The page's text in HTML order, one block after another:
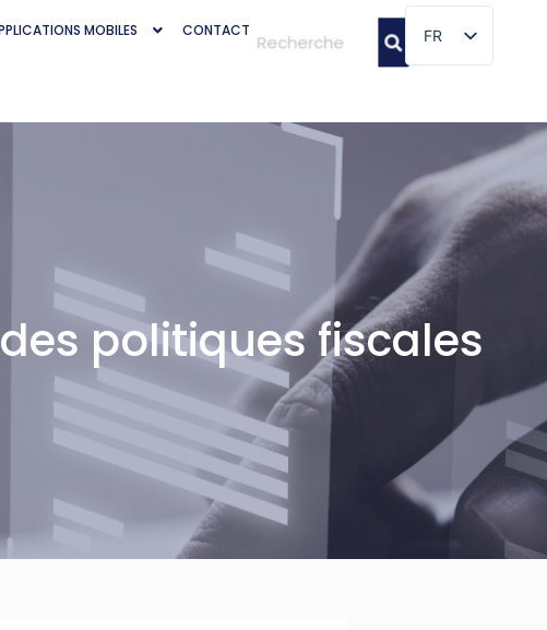
MOBILES CONTACT FR
FR
politiques fiscales